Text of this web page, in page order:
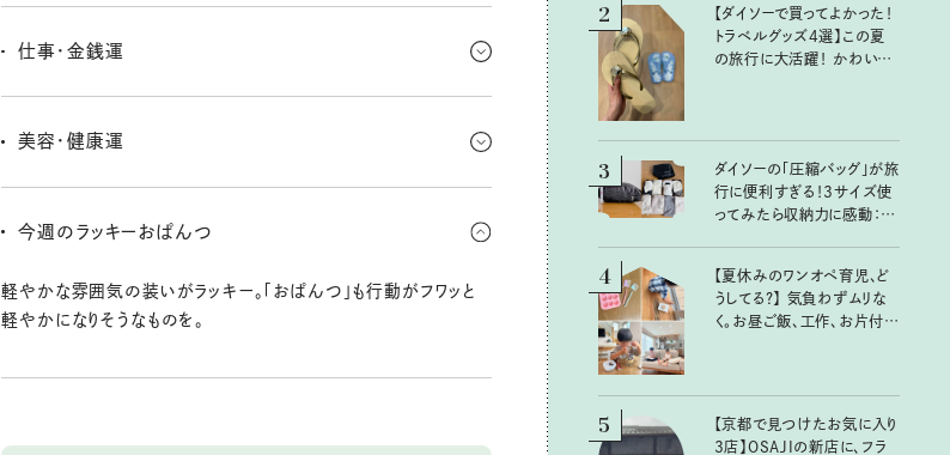
しむ時間を増やすといいよ。お互いの意見を気兼ねなくかわして
仕事・金銭運
いくのもいいと思うし、本を一冊読んでみても。ネットワークを通じ
美容・健康運
代謝を上げたり、しっかり換気をしてフレッシュな空気を吸う、あと
今週のラッキーおぱんつ
軽やかな雰囲気の装いがラッキー。「おぱんつ」も行動がフワッと
軽やかになりそうなものを。
2
【ダイソーで買ってよかった！
トラベルグッズ4選】この夏
の旅行に大活躍！ かわいく
3
ダイソーの「圧縮バッグ」が旅
行に便利すぎる！3サイズ使
ってみたら収納力に感動：
4
【夏休みのワンオペ育児、ど
うしてる？】 気負わずムリな
く。お昼ご飯、工作、お片付け
5
【京都で見つけたお気に入り
3店】OSAJIの新店に、フラ